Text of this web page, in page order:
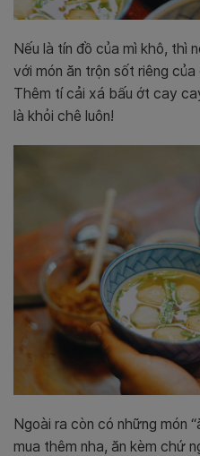
Nếu là tín đồ của mì khô, thì
với món ăn trộn sốt riêng
Thêm tí cải xá bấu ớt cay
là khỏi chê luôn!
Ngoài ra còn có những món
mua thêm nha, ăn kèm chứ